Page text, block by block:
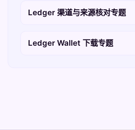
Ledger 渠道与来源核对专题
Ledger Wallet 下载专题